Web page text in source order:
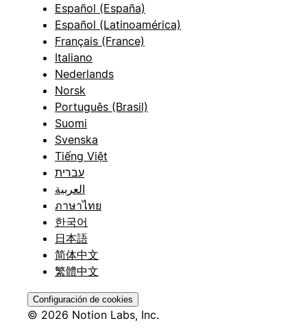
Español (España)
Español (Latinoamérica)
Français (France)
Italiano
Nederlands
Norsk
Português (Brasil)
Suomi
Svenska
Tiếng Việt
עברית
العربية
ภาษาไทย
한국어
日本語
简体中文
繁體中文
Configuración de cookies
© 2026 Notion Labs, Inc.